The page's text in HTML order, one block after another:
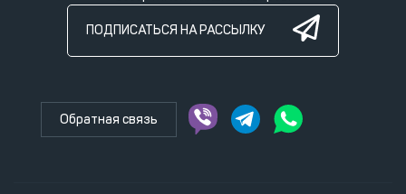
ПОДПИСАТЬСЯ НА РАССЫЛКУ
Обратная связь